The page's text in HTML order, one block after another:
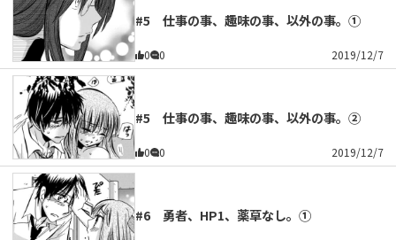
#5 仕事の事、趣味の事、以外の事。①
0 0 2019/12/7
#5 仕事の事、趣味の事、以外の事。②
0 0 2019/12/7
#6 勇者、HP1、薬草なし。①